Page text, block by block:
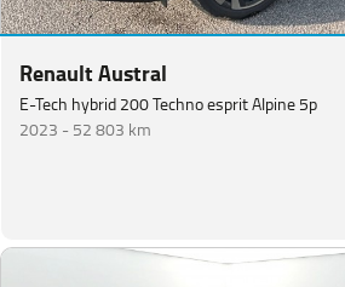
Renault Austral
E-Tech hybrid 200 Techno esprit Alpine 5p
2023 -52 803 km